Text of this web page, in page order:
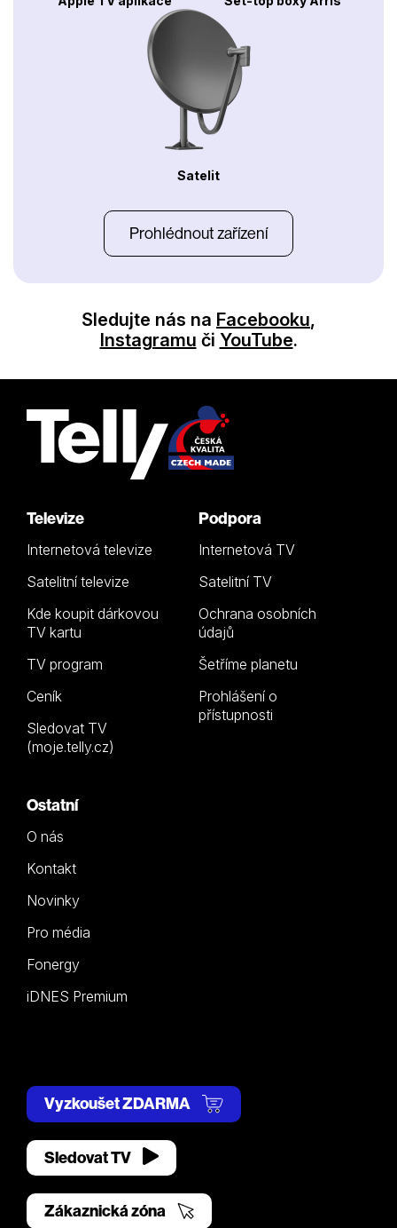
Satelit
Prohlédnout zařízení
Sledujte nás na Facebooku,
Instagramu či YouTube.
Televize
Internetová televize
Satelitní televize
Kde koupit dárkovou
TV kartu
TV program
Ceník
Sledovat TV
(moje.telly.cz)
Podpora
Internetová TV
Satelitní TV
Ochrana osobních
údajů
Šetříme planetu
Prohlášení o
přístupnosti
Ostatní
O nás
Kontakt
Novinky
Pro média
Fonergy
iDNES Premium
Vyzkoušet ZDARMA
Sledovat TV
Zákaznická zóna